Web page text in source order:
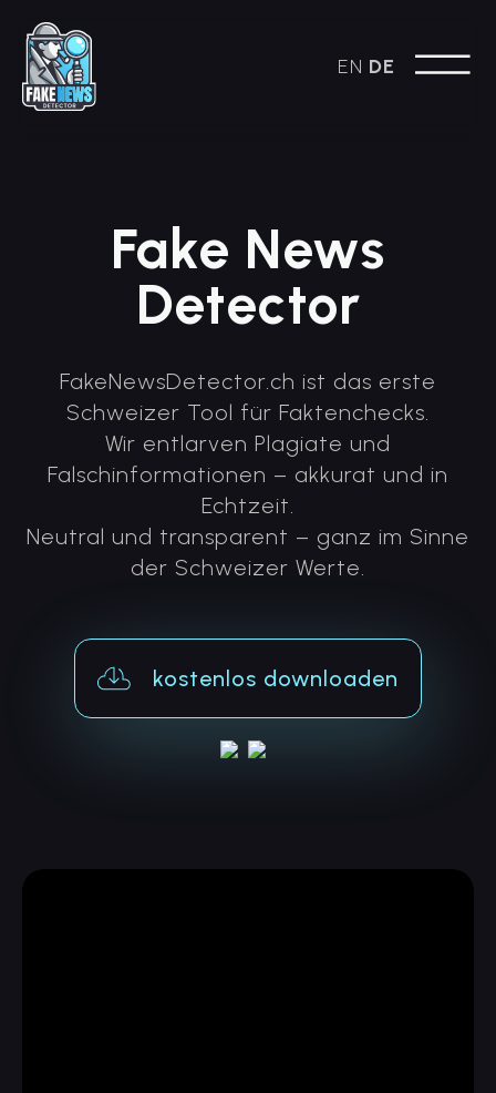
EN DE
Fake News
Detector
FakeNewsDetector.ch ist das erste
Schweizer Tool für Faktenchecks.
Wir entlarven Plagiate und
Falschinformationen – akkurat und in
Echtzeit.
Neutral und transparent – ganz im Sinne
der Schweizer Werte.
kostenlos downloaden